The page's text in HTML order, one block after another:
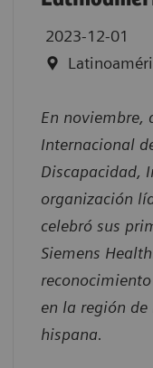
2023-12-01
En noviembre,
Internacional
Discapacidad,
organización
celebró sus
Siemens
en la región
hispana.